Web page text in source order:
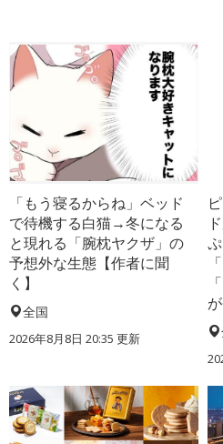
「もう寝るからね」ベッド
で待機する白猫→冬になる
と現れる「腕枕ヤクザ」の
予想外な生態【作者に聞
く】
全国
2026年8月8日 20:35 更新